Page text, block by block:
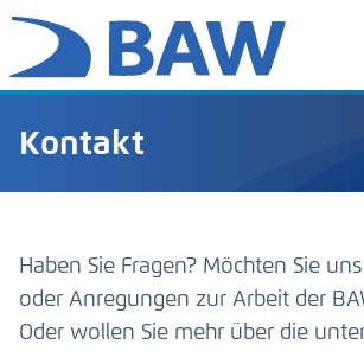
Kontakt
Haben Sie Fragen? Möchten Sie
oder Anregungen zur Arbeit der
Oder wollen Sie mehr über die